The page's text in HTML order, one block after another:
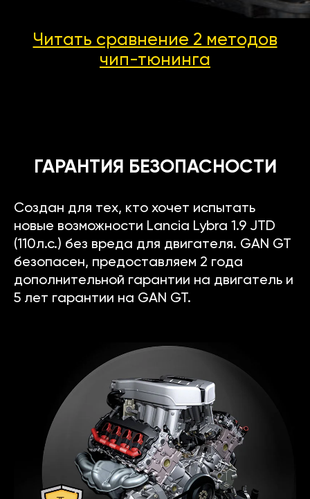
Читать сравнение 2 методов
чип-тюнинга
ГАРАНТИЯ БЕЗОПАСНОСТИ
Создан для тех, кто хочет испытать
новые возможности Lancia Lybra 1.9 JTD
(110л.с.) без вреда для двигателя. GAN GT
безопасен, предоставляем 2 года
дополнительной гарантии на двигатель и
5 лет гарантии на GAN GT.